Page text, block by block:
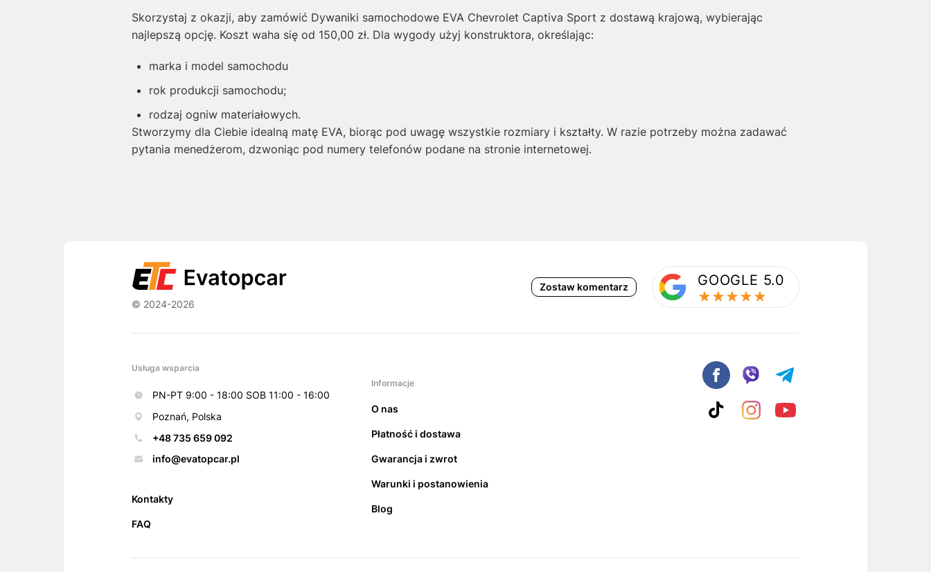
Skorzystaj z okazji, aby zamówić Dywaniki samochodowe EVA Chevrolet Captiva Sport z dostawą krajową, wybierając
najlepszą opcję. Koszt waha się od 150,00 zł. Dla wygody użyj konstruktora, określając:
marka i model samochodu
rok produkcji samochodu;
rodzaj ogniw materiałowych.
Stworzymy dla Ciebie idealną matę EVA, biorąc pod uwagę wszystkie rozmiary i kształty. W razie potrzeby można zadawać
pytania menedżerom, dzwoniąc pod numery telefonów podane na stronie internetowej.
© 2024-2026
Zostaw komentarz GOOGLE 5.0
Usługa wsparcia
PN-PT 9:00 - 18:00 SOB 11:00 - 16:00
Poznań, Polska
+48 735 659 092
info@evatopcar.pl
Kontakty
FAQ
Informacje
O nas
Płatność i dostawa
Gwarancja i zwrot
Warunki i postanowienia
Blog